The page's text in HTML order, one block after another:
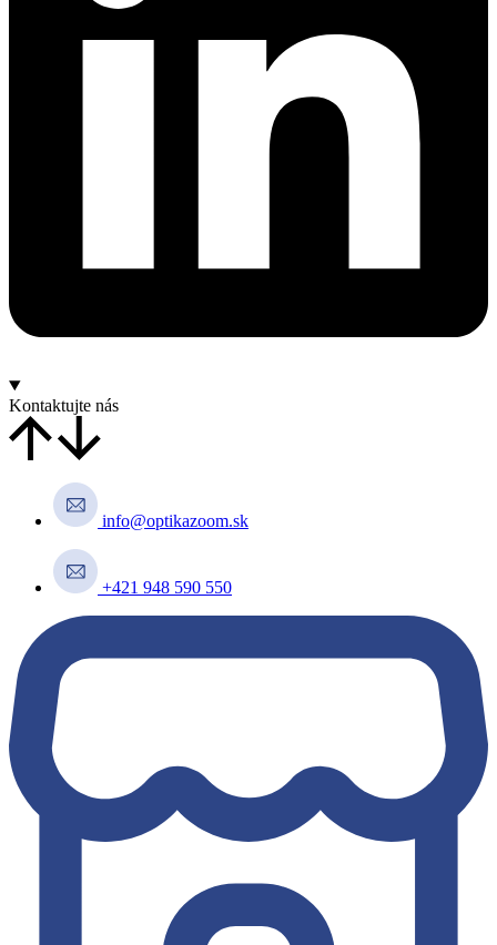
Kontaktujte nás
info@optikazoom.sk
+421 948 590 550